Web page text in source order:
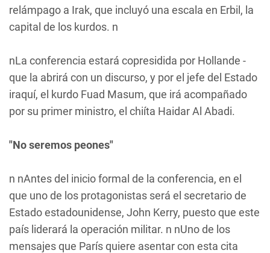
relámpago a Irak, que incluyó una escala en Erbil, la
capital de los kurdos. n
nLa conferencia estará copresidida por Hollande -
que la abrirá con un discurso, y por el jefe del Estado
iraquí, el kurdo Fuad Masum, que irá acompañado
por su primer ministro, el chiíta Haidar Al Abadi.
"No seremos peones"
n nAntes del inicio formal de la conferencia, en el
que uno de los protagonistas será el secretario de
Estado estadounidense, John Kerry, puesto que este
país liderará la operación militar. n nUno de los
mensajes que París quiere asentar con esta cita